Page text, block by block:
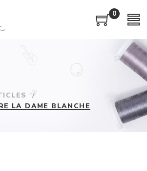
0
/
LA DAME BLANCHE